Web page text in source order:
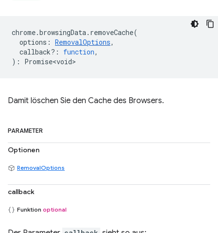
chrome.browsingData. removeCache(
options : RemovalOptions,
callback? : function,
) : Promise<void>
Damit löschen Sie den Cache des Browsers.
PARAMETER
Optionen
RemovalOptions
callback
Funktion optional